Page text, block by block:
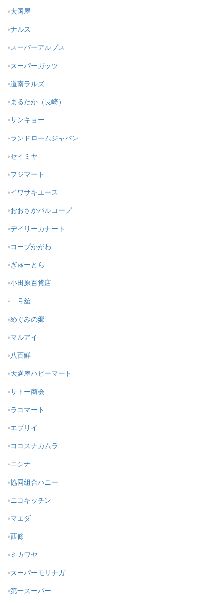
大国屋
ナルス
スーパーアルプス
スーパーガッツ
道南ラルズ
まるたか（長崎）
サンキョー
ランドロームジャパン
セイミヤ
フジマート
イワサキエース
おおさかパルコープ
デイリーカナート
コープかがわ
ぎゅーとら
小田原百貨店
一号舘
めぐみの郷
マルアイ
八百鮮
天満屋ハピーマート
サトー商会
ラコマート
エブリイ
ココスナカムラ
ニシナ
協同組合ハニー
ニコキッチン
マエダ
西條
ミカワヤ
スーパーモリナガ
第一スーパー